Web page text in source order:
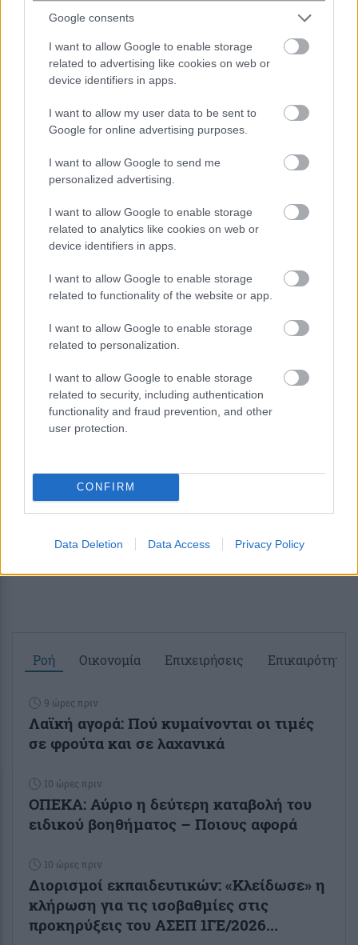
Google consents
I want to allow Google to enable storage
related to advertising like cookies on web or
device identifiers in apps.
I want to allow my user data to be sent to
Google for online advertising purposes.
I want to allow Google to send me
personalized advertising.
I want to allow Google to enable storage
related to analytics like cookies on web or
device identifiers in apps.
I want to allow Google to enable storage
related to functionality of the website or app.
I want to allow Google to enable storage
related to personalization.
I want to allow Google to enable storage
related to security, including authentication
functionality and fraud prevention, and other
user protection.
CONFIRM
Data Deletion Data Access Privacy Policy
ΠΡΩΤΟΣΕΛΙΔΑ
share
Σχόλια Αναγνωστών
σχολίασε και εσύ
Ακολουθήστε το
και μάθετε πρώτοι όλες τις ειδήσεις
Δείτε όλες τις τελευταίες Ειδήσειςαπό την Ελλάδα
Ροή Οικονομία Επιχειρήσεις Επικαιρότητα
9 ώρες πριν
Λαϊκή αγορά: Πού κυμαίνονται οι τιμές
σε φρούτα και σε λαχανικά
10 ώρες πριν
ΟΠΕΚΑ: Αύριο η δεύτερη καταβολή του
ειδικού βοηθήματος – Ποιους αφορά
10 ώρες πριν
Διορισμοί εκπαιδευτικών: «Κλείδωσε» η
κλήρωση για τις ισοβαθμίες στις
προκηρύξεις του ΑΣΕΠ 1ΓΕ/2026...